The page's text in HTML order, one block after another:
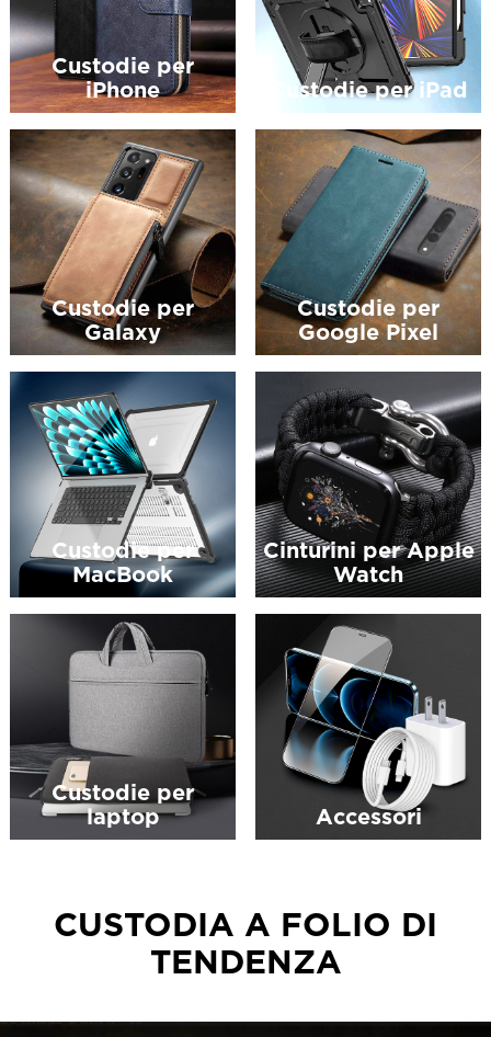
Custodie per
iPhone
Custodie per iPad
Custodie per
Galaxy
Custodie per
Google Pixel
Custodie per
MacBook
Cinturini per Apple
Watch
Custodie per
laptop
Accessori
CUSTODIA A FOLIO DI
TENDENZA